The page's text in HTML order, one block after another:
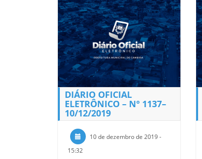
DIÁRIO OFICIAL
ELETRÔNICO – Nº 1137–
10/12/2019
10 de dezembro de 2019 -
15:32